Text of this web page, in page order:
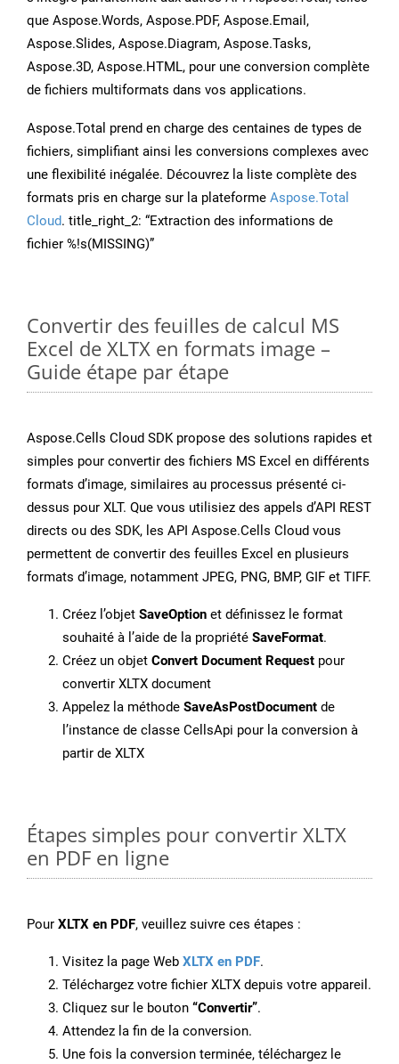
que Aspose.Words, Aspose.PDF, Aspose.Email,
Aspose.Slides, Aspose.Diagram, Aspose.Tasks,
Aspose.3D, Aspose.HTML, pour une conversion complète
de fichiers multiformats dans vos applications.
Aspose.Total prend en charge des centaines de types de
fichiers, simplifiant ainsi les conversions complexes avec
une flexibilité inégalée. Découvrez la liste complète des
formats pris en charge sur la plateforme Aspose.Total
Cloud. title_right_2: “Extraction des informations de
fichier %!s(MISSING)”
Convertir des feuilles de calcul MS
Excel de XLTX en formats image –
Guide étape par étape
Aspose.Cells Cloud SDK propose des solutions rapides et
simples pour convertir des fichiers MS Excel en différents
formats d’image, similaires au processus présenté ci-
dessus pour XLT. Que vous utilisiez des appels d’API REST
directs ou des SDK, les API Aspose.Cells Cloud vous
permettent de convertir des feuilles Excel en plusieurs
formats d’image, notamment JPEG, PNG, BMP, GIF et TIFF.
Créez l’objet SaveOption et définissez le format
souhaité à l’aide de la propriété SaveFormat.
Créez un objet Convert Document Request pour
convertir XLTX document
Appelez la méthode SaveAsPostDocument de
l’instance de classe CellsApi pour la conversion à
partir de XLTX
Étapes simples pour convertir XLTX
en PDF en ligne
Pour XLTX en PDF, veuillez suivre ces étapes :
Visitez la page Web XLTX en PDF.
Téléchargez votre fichier XLTX depuis votre appareil.
Cliquez sur le bouton “Convertir”.
Attendez la fin de la conversion.
Une fois la conversion terminée, téléchargez le